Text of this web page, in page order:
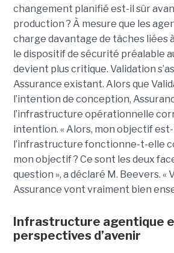
changement planifié est-il sûr
production ? À mesure que les
charge davantage de tâches liées
le dispositif de sécurité préalable
devient plus critique. Validation
Assurance existant. Alors que
l’intention de conception,
l’infrastructure opérationnelle
intention. « Alors, mon objectif
l’infrastructure fonctionne-t-elle
mon objectif ? Ce sont les deux
question », a déclaré M. Beevers. «
Assurance vont vraiment bien
Infrastructure agentique
perspectives d’avenir